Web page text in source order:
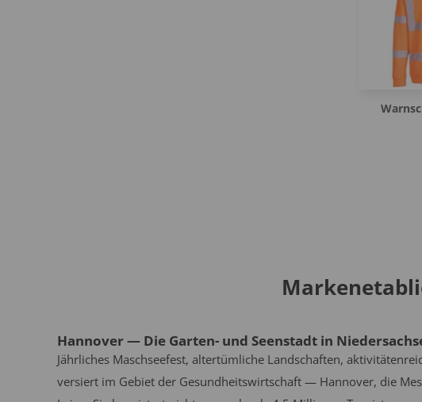
Hannover — Die Garten- und Seenstadt in
Jährliches Maschseefest, altertümliche Landschaften,
versiert im Gebiet der Gesundheitswirtschaft — Hannover, die